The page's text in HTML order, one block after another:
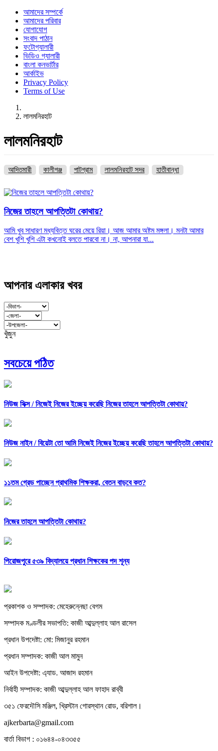
আমাদের সম্পর্কে
আমাদের পরিবার
যোগাযোগ
সংবাদ পাঠান
ফটোগ্যালারী
ভিডিও গ্যালারী
বাংলা কনভার্টার
আর্কাইভ
Privacy Policy
Terms of Use
লালমনিরহাট
লালমনিরহাট
আদিতমারী কালীগঞ্জ পাটগ্রাম লালমনিরহাট সদর হাতীবান্ধা
নিজের তাহলে আপত্তিটা কোথায়?
আমি খুব সাধারণ মধ্যবিত্ত ঘরের মেয়ে রিয়া। আজ আমার অষ্টম মঙ্গলা। মনটা আমার
বেশ খুশি খুশি এটা কখনোই বলতে পারবো না। না, আপনারা যা...
আপনার এলাকার খবর
খুঁজুন
সবচেয়ে পঠিত
নিউজ সিক্স /নিজেই নিজের ইচ্ছেয় করেছি নিজের তাহলে আপত্তিটা কোথায়?
নিউজ নাইন /বিয়েটা তো আমি নিজেই নিজের ইচ্ছেয় করেছি তাহলে আপত্তিটা কোথায়?
১১তম গ্রেড পাচ্ছেন প্রাথমিক শিক্ষকরা, বেতন বাড়বে কত?
নিজের তাহলে আপত্তিটা কোথায়?
পিরোজপুরে ৫৩৯ বিদ্যালয়ে প্রধান শিক্ষকের পদ শূন্য
প্রকাশক ও সম্পাদক: মেহেরুন্নেছা বেগম
সম্পাদক মণ্ডলীর সভাপতি: কাজী আব্দুল্লাহ আল রাসেল
প্রধান উপদেষ্টা: মো: মিজানুর রহমান
প্রধান সম্পাদক: কাজী আল মামুন
আইন উপদেষ্টা: এ্যাড. আজাদ রহমান
নির্বাহী সম্পাদক: কাজী আব্দুল্লাহ আল ফাহাদ রাব্বী
৩৫১ ফেরদৌসি মঞ্জিল, খ্রিস্টান গোরস্থান রোড, বরিশাল।
ajkerbarta@gmail.com
বার্তা বিভাগ : ০১৬৪৪-০৪৩৩৫৫